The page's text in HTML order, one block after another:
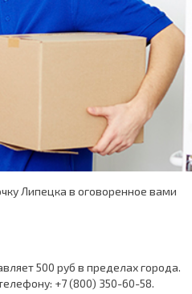
Липецка в оговоренное вами
500 руб в пределах города.
+7 (800) 350-60-58.